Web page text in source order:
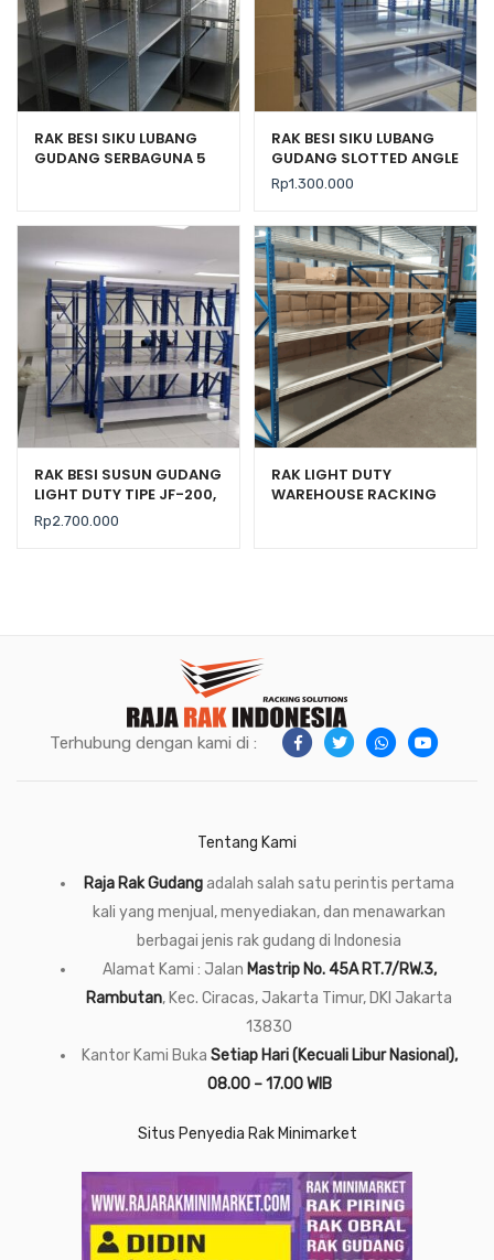
RAK BESI SIKU LUBANG
GUDANG SERBAGUNA 5
RAK BESI SIKU LUBANG
GUDANG SLOTTED ANGLE
TIPE STALLUM 100
Rp1.300.000
RAK BESI SUSUN GUDANG
LIGHT DUTY TIPE JF-200,
KEKUATAN 200 KG / LEVEL
Rp2.700.000
RAK LIGHT DUTY
WAREHOUSE RACKING
Terhubung dengan kami di :
Tentang Kami
Raja Rak Gudangadalah salah satu perintis pertama
kali yang menjual, menyediakan, dan menawarkan
berbagai jenis rak gudang di Indonesia
Alamat Kami : Jalan Mastrip No. 45A RT.7/RW.3,
Rambutan, Kec. Ciracas, Jakarta Timur, DKI Jakarta
13830
Kantor Kami Buka Setiap Hari (Kecuali Libur Nasional),
08.00 – 17.00 WIB
Situs Penyedia Rak Minimarket